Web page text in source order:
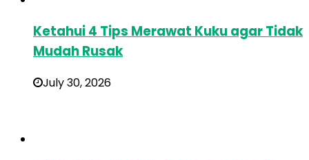
Ketahui 4 Tips Merawat Kuku agar Tidak
Mudah Rusak
July 30, 2026